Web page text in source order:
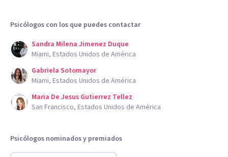
Psicólogos con los que puedes contactar
Sandra Milena Jimenez Duque
Miami, Estados Unidos de América
Gabriela Sotomayor
Miami, Estados Unidos de América
Maria De Jesus Gutierrez Tellez
San Francisco, Estados Unidos de América
Psicólogos nominados y premiados